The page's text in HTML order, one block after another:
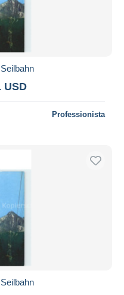
USD
Professionista